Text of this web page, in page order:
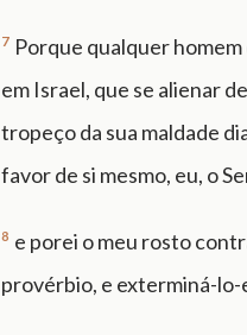
7 Porque qualquer
em Israel, que se alienar
tropeço da sua maldade
favor de si mesmo, eu, o
8 e porei o meu rosto
provérbio, e exterminá-lo-